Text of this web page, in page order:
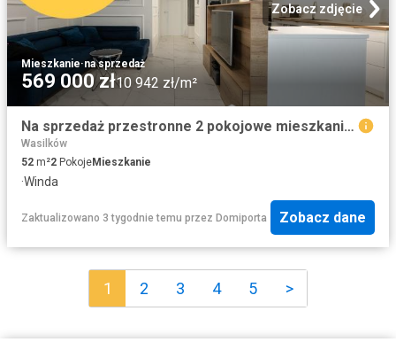
Zobacz zdjęcie
Mieszkanie·na sprzedaż
569 000 zł10 942 zł/m²
Na sprzedaż przestronne 2 pokojowe mieszkanie z widokiem na zieleń
Wasilków
52 m²2 PokojeMieszkanie
·Winda
Zaktualizowano 3 tygodnie temu przez Domiporta Zobacz dane
1 2 3 4 5 >